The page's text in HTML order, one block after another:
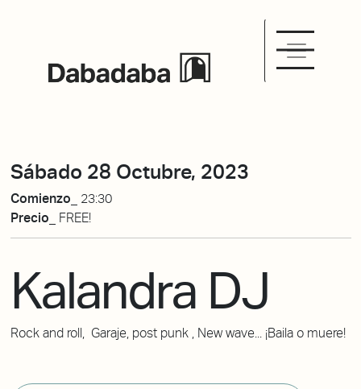
Sábado 28 Octubre, 2023
Comienzo_ 23:30
Precio_
FREE!
Kalandra DJ
Rock and roll, Garaje, post punk , New wave... ¡Baila o muere!